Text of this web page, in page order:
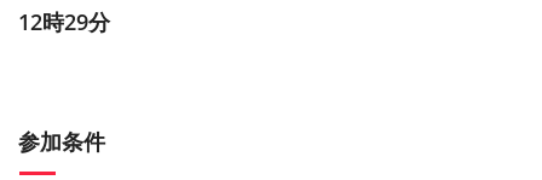
12時29分
参加条件